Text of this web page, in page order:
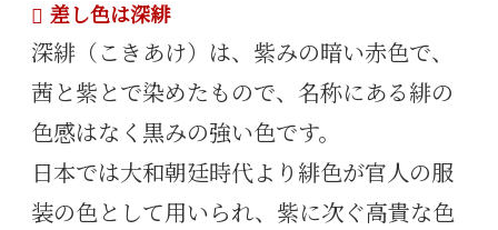
差し色は深緋
深緋（こきあけ）は、紫みの暗い赤色で、
茜と紫とで染めたもので、名称にある緋の
色感はなく黒みの強い色です。
日本では大和朝廷時代より緋色が官人の服
装の色として用いられ、紫に次ぐ高貴な色